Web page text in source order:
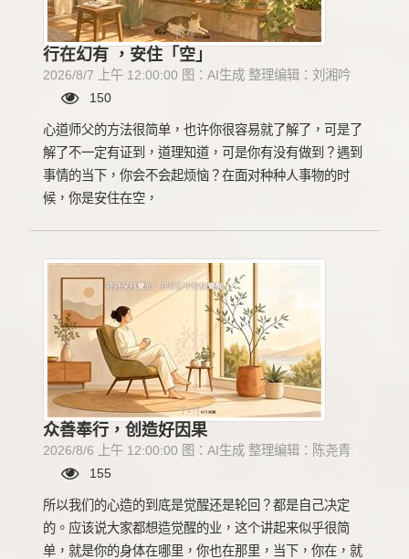
行在幻有 ，安住「空」
2026/8/7 上午 12:00:00 图：AI生成 整理编辑：刘湘吟
150
心道师父的方法很简单，也许你很容易就了解了，可是了
解了不一定有证到，道理知道，可是你有没有做到？遇到
事情的当下，你会不会起烦恼？在面对种种人事物的时
候，你是安住在空，
众善奉行，创造好因果
2026/8/6 上午 12:00:00 图：AI生成 整理编辑：陈尧青
155
所以我们的心造的到底是觉醒还是轮回？都是自己决定
的。应该说大家都想造觉醒的业，这个讲起来似乎很简
单，就是你的身体在哪里，你也在那里，当下，你在，就